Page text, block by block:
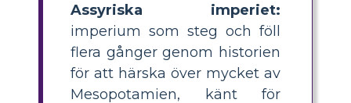
Assyriska imperiet:
imperium som steg och föll
flera gånger genom historien
för att härska över mycket av
Mesopotamien, känt för